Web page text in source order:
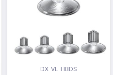
DX-VL-HBDS